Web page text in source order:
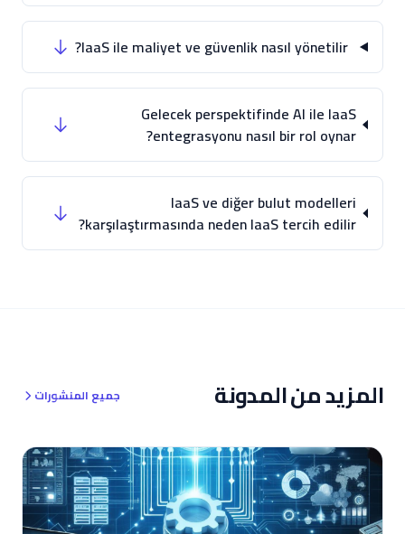
IaaS ile maliyet ve güvenlik nasıl yönetilir?
Gelecek perspektifinde AI ile IaaS
entegrasyonu nasıl bir rol oynar?
IaaS ve diğer bulut modelleri
karşılaştırmasında neden IaaS tercih edilir?
المزيد من المدونة جميع المنشورات